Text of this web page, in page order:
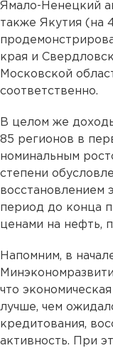
Ямало-Ненецкий
также Якутия (на
края и
Московской
соответственно.
В целом же
85 регионов в
номинальным
степени
восстановлением
период до конца
ценами на нефть,
Напомним, в
что
лучше, чем
кредитования,
активность. При